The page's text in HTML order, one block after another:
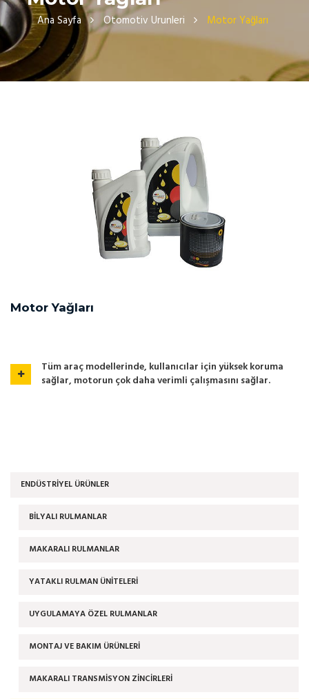
Ana Sayfa Otomotiv Urunleri Motor Yağları
Motor Yağları
Tüm araç modellerinde, kullanıcılar için yüksek koruma
sağlar, motorun çok daha verimli çalışmasını sağlar.
ENDÜSTRIYEL ÜRÜNLER
BİLYALI RULMANLAR
MAKARALI RULMANLAR
YATAKLI RULMAN ÜNİTELERİ
UYGULAMAYA ÖZEL RULMANLAR
MONTAJ VE BAKIM ÜRÜNLERİ
MAKARALI TRANSMİSYON ZİNCİRLERİ